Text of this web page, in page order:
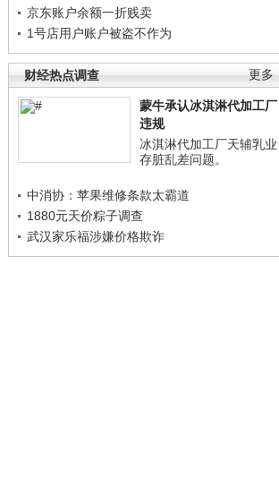
京东账户余额一折贱卖
1号店用户账户被盗不作为
更多
财经热点调查
蒙牛承认冰淇淋代加工厂
违规
冰淇淋代加工厂天辅乳业
存脏乱差问题。
中消协：苹果维修条款太霸道
1880元天价粽子调查
武汉家乐福涉嫌价格欺诈